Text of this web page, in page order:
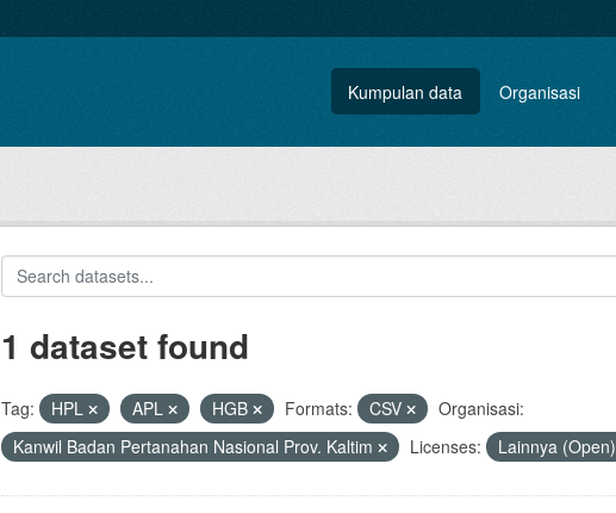
Kumpulan data Organisasi
1 dataset found
Tag: HPL APL HGB Formats: CSV
Organisasi:
Kanwil Badan Pertanahan Nasional Prov. Kaltim
Licenses: Lainnya (Open)